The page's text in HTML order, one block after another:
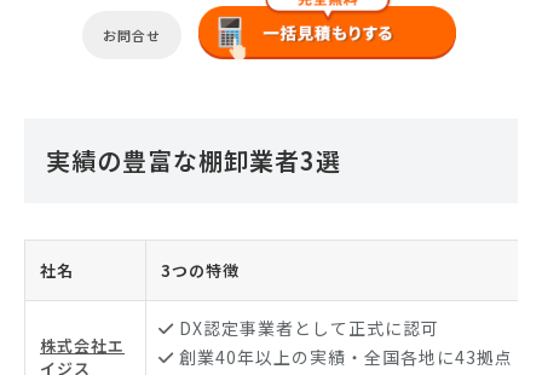
お問合せ
実績の豊富な棚卸業者3選
社名 3つの特徴
株式会社エ
イジス
DX認定事業者として正式に認可
創業40年以上の実績・全国各地に43拠点